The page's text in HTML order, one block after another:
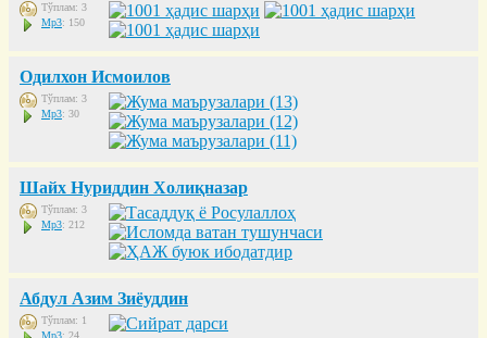
Тўплам: 3
Mp3: 150
Одилхон Исмоилов
Тўплам: 3
Mp3: 30
Шайх Нуриддин Холиқназар
Тўплам: 3
Mp3: 212
Абдул Азим Зиёуддин
Тўплам: 1
Mp3: 24